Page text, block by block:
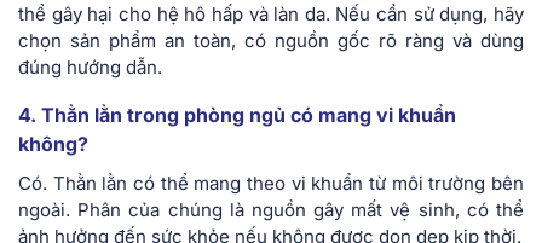
thể gây hại cho hệ hô hấp và làn da. Nếu cần sử dụng, hãy
chọn sản phẩm an toàn, có nguồn gốc rõ ràng và dùng
đúng hướng dẫn.
4. Thằn lằn trong phòng ngủ có mang vi khuẩn
không?
Có. Thằn lằn có thể mang theo vi khuẩn từ môi trường bên
ngoài. Phân của chúng là nguồn gây mất vệ sinh, có thể
ảnh hưởng đến sức khỏe nếu không được dọn dẹp kịp thời.